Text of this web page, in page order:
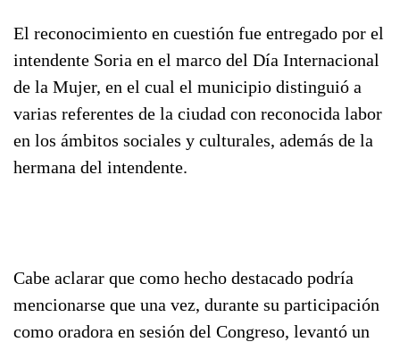
El reconocimiento en cuestión fue entregado por el
intendente Soria en el marco del Día Internacional
de la Mujer, en el cual el municipio distinguió a
varias referentes de la ciudad con reconocida labor
en los ámbitos sociales y culturales, además de la
hermana del intendente.
Cabe aclarar que como hecho destacado podría
mencionarse que una vez, durante su participación
como oradora en sesión del Congreso, levantó un